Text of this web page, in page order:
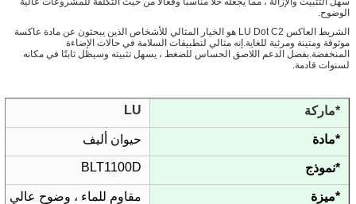
الوضوح.
الشريط العاكس LU Dot C2 هو الخيار المثالي للأشخاص الذين يبحثون عن مادة عاكسة
موثوقة ومتينة ومرئية للغاية.إنه مثالي لتطبيقات السلامة في حالات الإضاءة
المنخفضة.بفضل الدعم اللاصق الحساس للضغط ، يسهل تثبيته وسيظل ثابتًا في مكانه
لسنوات قادمة.
*ماركة LU
*مادة حيوان أليف
*نموذج BLT1100D
*ميزة مقاوم للماء ، وضوح عالي